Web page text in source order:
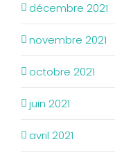
décembre 2021
novembre 2021
octobre 2021
juin 2021
avril 2021